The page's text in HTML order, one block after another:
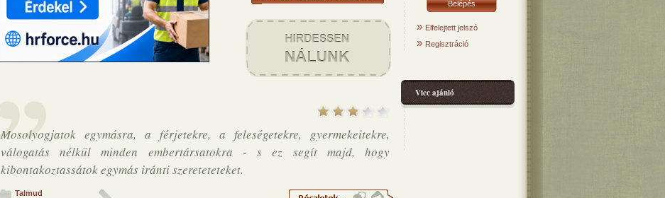
Mosolyogjatok egymásra, a férjetekre, a feleségetekre, gyermekeitekre,
válogatás nélkül minden embertársatokra - s ez segít majd, hogy
kibontakoztassátok egymás iránti szereteteteket.
Talmud
» Elfelejtett jelszó
» Regisztráció
Vicc ajánló